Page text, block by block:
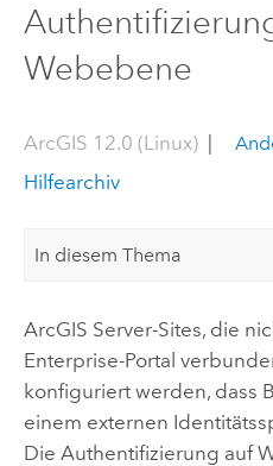
Webebene
ArcGIS 12.0 (Linux)|
Hilfearchiv
In diesem Thema
ArcGIS Server-Sites, die
Enterprise-Portal
konfiguriert werden, dass
einem externen
Die Authentifizierung auf